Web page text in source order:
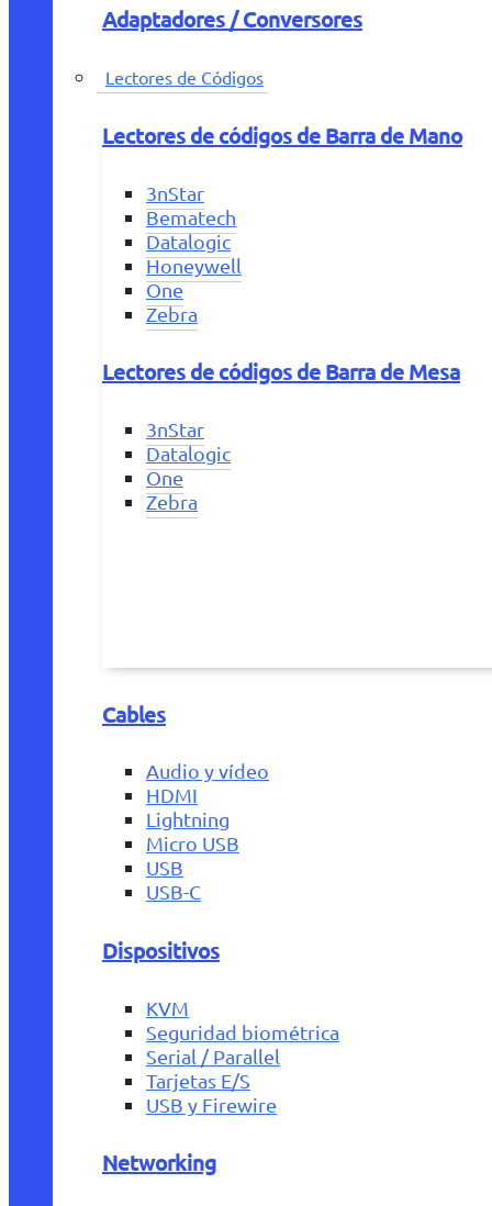
Adaptadores / Conversores
Lectores de Códigos
Lectores de códigos de Barra de Mano
3nStar
Bematech
Datalogic
Honeywell
One
Zebra
Lectores de códigos de Barra de Mesa
3nStar
Datalogic
One
Zebra
Cables
Audio y vídeo
HDMI
Lightning
Micro USB
USB
USB-C
Dispositivos
KVM
Seguridad biométrica
Serial / Parallel
Tarjetas E/S
USB y Firewire
Networking